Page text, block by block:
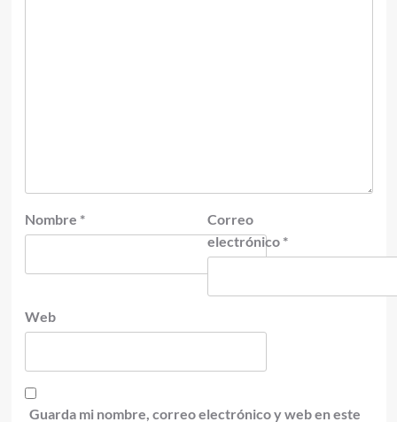
Nombre *
Correo
electrónico *
Web
Guarda mi nombre, correo electrónico y web en este